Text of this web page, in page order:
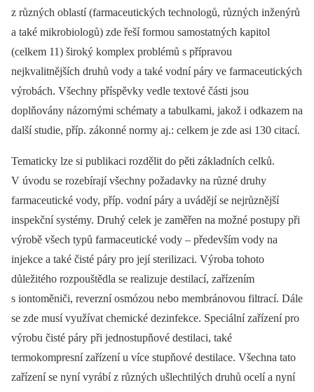
z různých oblastí (farmaceutických technologů, různých inženýrů
a také mikrobiologů) zde řeší formou samostatných kapitol
(celkem 11) široký komplex problémů s přípravou
nejkvalitnějších druhů vody a také vodní páry ve farmaceutických
výrobách. Všechny příspěvky vedle textové části jsou
doplňovány názornými schématy a tabulkami, jakož i odkazem na
další studie, příp. zákonné normy aj.: celkem je zde asi 130 citací.
Tematicky lze si publikaci rozdělit do pěti základních celků.
V úvodu se rozebírají všechny požadavky na různé druhy
farmaceutické vody, příp. vodní páry a uvádějí se nejrůznější
inspekční systémy. Druhý celek je zaměřen na možné postupy při
výrobě všech typů farmaceutické vody –⁠ především vody na
injekce a také čisté páry pro její sterilizaci. Výroba tohoto
důležitého rozpouštědla se realizuje destilací, zařízením
s iontoměniči, reverzní osmózou nebo membránovou filtrací. Dále
se zde musí využívat chemické dezinfekce. Speciální zařízení pro
výrobu čisté páry při jednostupňové destilaci, také
termokompresní zařízení u více stupňové destilace. Všechna tato
zařízení se nyní vyrábí z různých ušlechtilých druhů ocelí a nyní